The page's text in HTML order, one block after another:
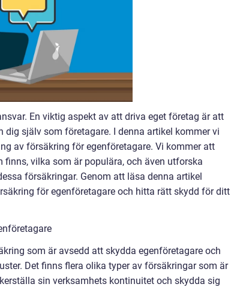
En viktig aspekt av att driva eget företag är att
själv som företagare. I denna artikel kommer vi
av försäkring för egenföretagare. Vi kommer att
vilka som är populära, och även utforska
försäkringar. Genom att läsa denna artikel
för egenföretagare och hitta rätt skydd för ditt
som är avsedd att skydda egenföretagare och
Det finns flera olika typer av försäkringar som är
sin verksamhets kontinuitet och skydda sig